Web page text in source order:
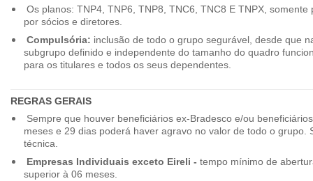
Os planos: TNP4, TNP6, TNP8, TNC6, TNC8 E TNPX,
por sócios e diretores.
Compulsória: inclusão de todo o grupo segurável, desde que
subgrupo definido e independente do tamanho do quadro
para os titulares e todos os seus dependentes.
REGRAS GERAIS
Sempre que houver beneficiários ex-Bradesco e/ou
meses e 29 dias poderá haver agravo no valor de todo o grupo.
técnica.
Empresas Individuais exceto Eireli - tempo mínimo de
superior à 06 meses.